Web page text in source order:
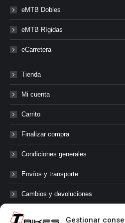
Gestionar
eMTB Dobles
eMTB Rígidas
eCarretera
Tienda
Mi cuenta
Carrito
Finalizar compra
Condiciones generales
Envíos y transporte
Cambios y devoluciones